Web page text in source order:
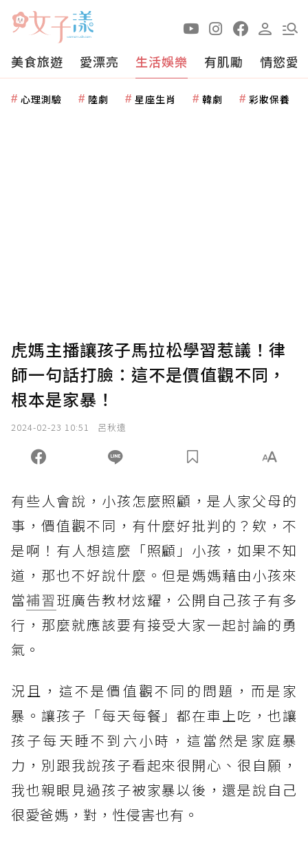
美食旅遊 愛漂亮 生活娛樂 有肌勵 情慾愛
心理測驗 陸劇 星座生肖 韓劇 彩妝保養
虎媽主播讓孩子馬拉松學習惹議！律
師一句話打臉：這不是價值觀不同，
根本是家暴！
2024-02-23 10:51 呂秋遠
有些人會說，小孩怎麼照顧，是人家父母的
事，價值觀不同，有什麼好批判的？欸，不
是啊！有人想這麼「照顧」小孩，如果不知
道，那也不好說什麼。但是媽媽藉由小孩來
當補習班廣告教材炫耀，公開自己孩子有多
行，那麼就應該要有接受大家一起討論的勇
氣。
況且，這不是價值觀不同的問題，而是家
暴。讓孩子「每天每餐」都在車上吃，也讓
孩子每天睡不到六小時，這當然是家庭暴
力，別跟我說孩子看起來很開心、很自願，
我也親眼見過孩子被家暴以後，還是說自己
很愛爸媽，對，性侵害也有。